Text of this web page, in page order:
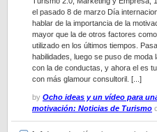
el pasado 8 de marzo Día
hablar de la importancia de la
mayor que la de otros factores
utilizado en los últimos tiempos.
habilidades, luego se puso de
con la de conductas, y ahora el es
con más glamour consultoril. [...]
by Ocho ideas y un vídeo para
motivación: Noticias de Turismo